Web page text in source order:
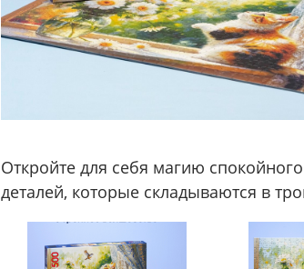
Откройте для себя магию спокойного
деталей, которые складываются в